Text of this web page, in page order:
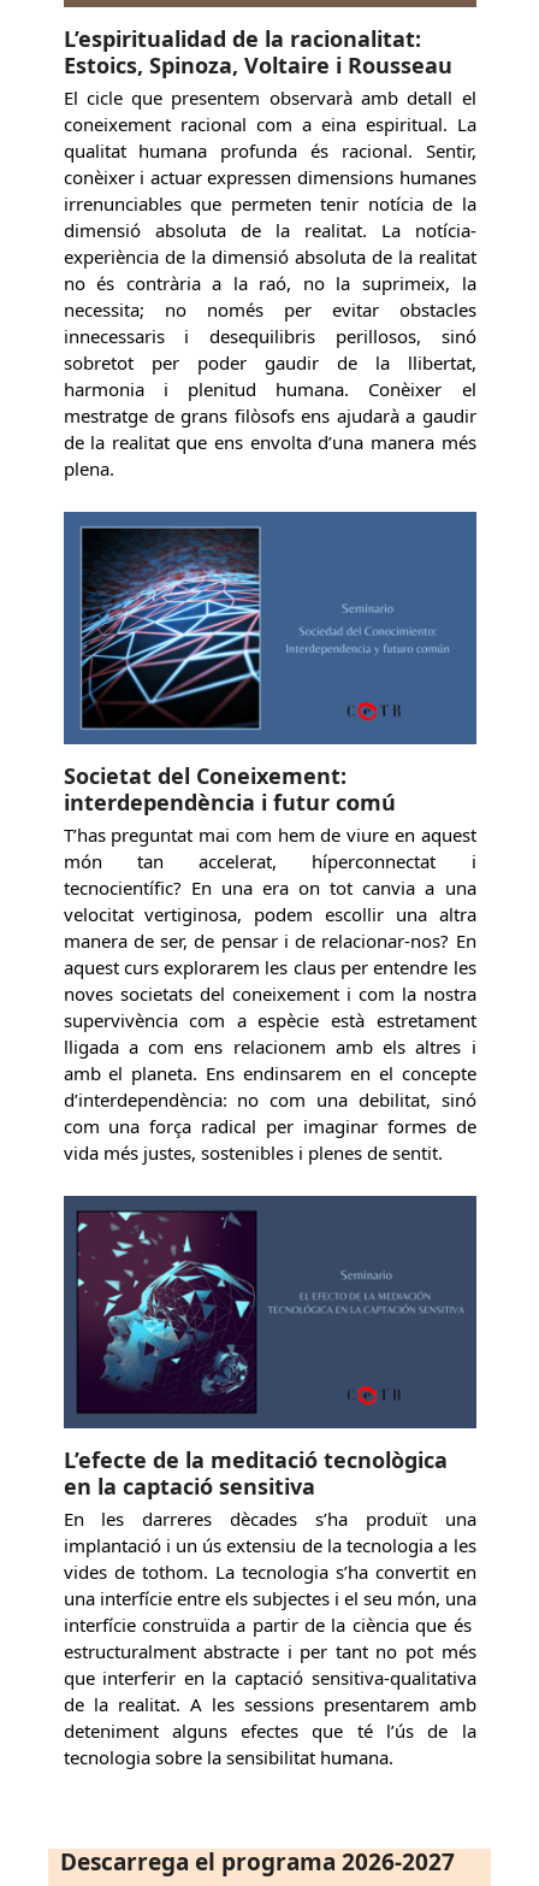
L’espiritualidad de la racionalitat:
Estoics, Spinoza, Voltaire i Rousseau
El cicle que presentem observarà amb detall el
coneixement racional com a eina espiritual. La
qualitat humana profunda és racional. Sentir,
conèixer i actuar expressen dimensions humanes
irrenunciables que permeten tenir notícia de la
dimensió absoluta de la realitat. La notícia-
experiència de la dimensió absoluta de la realitat
no és contrària a la raó, no la suprimeix, la
necessita; no només per evitar obstacles
innecessaris i desequilibris perillosos, sinó
sobretot per poder gaudir de la llibertat,
harmonia i plenitud humana. Conèixer el
mestratge de grans filòsofs ens ajudarà a gaudir
de la realitat que ens envolta d’una manera més
plena.
Societat del Coneixement:
interdependència i futur comú
T’has preguntat mai com hem de viure en aquest
món tan accelerat, híperconnectat i
tecnocientífic? En una era on tot canvia a una
velocitat vertiginosa, podem escollir una altra
manera de ser, de pensar i de relacionar-nos? En
aquest curs explorarem les claus per entendre les
noves societats del coneixement i com la nostra
supervivència com a espècie està estretament
lligada a com ens relacionem amb els altres i
amb el planeta. Ens endinsarem en el concepte
d’interdependència: no com una debilitat, sinó
com una força radical per imaginar formes de
vida més justes, sostenibles i plenes de sentit.
L’efecte de la meditació tecnològica
en la captació sensitiva
En les darreres dècades s’ha produït una
implantació i un ús extensiu de la tecnologia a les
vides de tothom. La tecnologia s’ha convertit en
una interfície entre els subjectes i el seu món, una
interfície construïda a partir de la ciència que és
estructuralment abstracte i per tant no pot més
que interferir en la captació sensitiva-qualitativa
de la realitat. A les sessions presentarem amb
deteniment alguns efectes que té l’ús de la
tecnologia sobre la sensibilitat humana.
Descarrega el programa 2026-2027